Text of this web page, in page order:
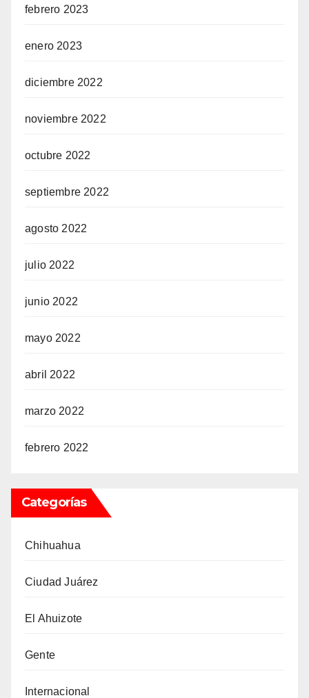
febrero 2023
enero 2023
diciembre 2022
noviembre 2022
octubre 2022
septiembre 2022
agosto 2022
julio 2022
junio 2022
mayo 2022
abril 2022
marzo 2022
febrero 2022
Categorías
Chihuahua
Ciudad Juárez
El Ahuizote
Gente
Internacional